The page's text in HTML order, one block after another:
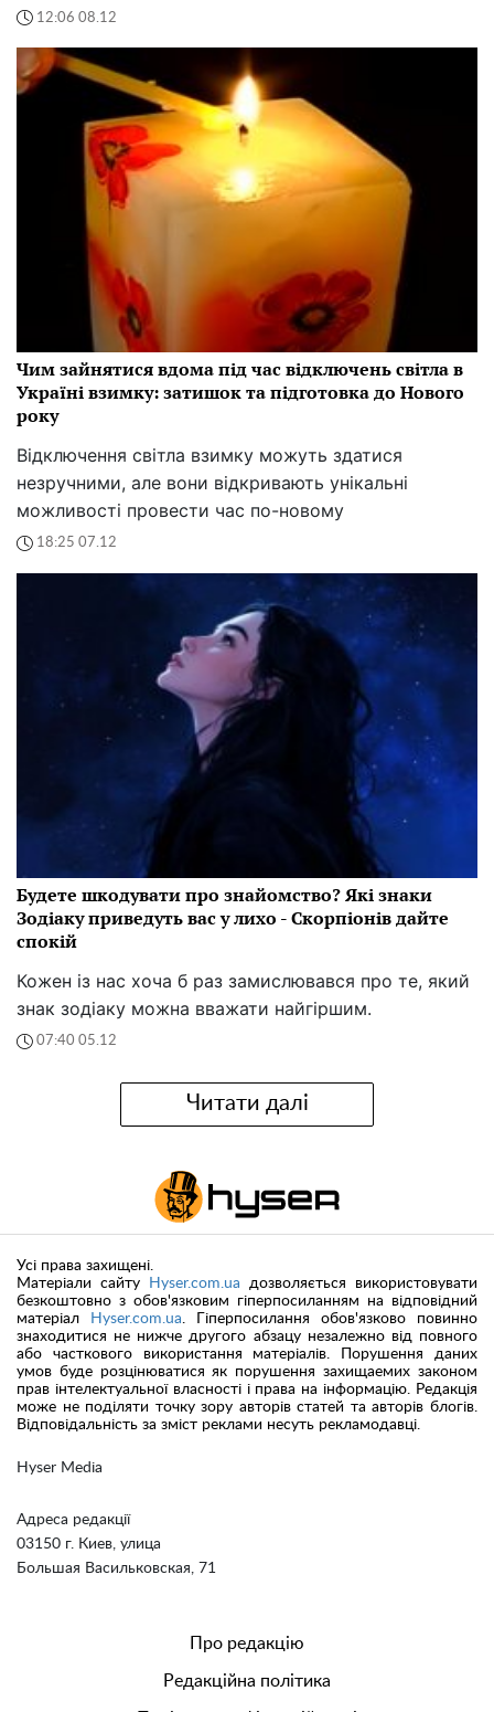
12:06 08.12
Чим зайнятися вдома під час відключень світла в
Україні взимку: затишок та підготовка до Нового
року
Відключення світла взимку можуть здатися
незручними, але вони відкривають унікальні
можливості провести час по-новому
18:25 07.12
Будете шкодувати про знайомство? Які знаки
Зодіаку приведуть вас у лихо - Скорпіонів дайте
спокій
Кожен із нас хоча б раз замислювався про те, який
знак зодіаку можна вважати найгіршим.
07:40 05.12
Читати далі
Hyser Media
Адреса редакції
03150 г. Киев, улица
Большая Васильковская, 71
Усі права захищені.
Матеріали сайту
Hyser.com.ua дозволяється використовувати
безкоштовно з обов'язковим гіперпосиланням на відповідний
матеріал
Hyser.com.ua . Гіперпосилання обов'язково повинно
знаходитися не нижче другого абзацу незалежно від повного
або часткового використання матеріалів. Порушення даних
умов буде розцінюватися як порушення захищаемих законом
прав інтелектуальної власності і права на інформацію. Редакція
може не поділяти точку зору авторів статей та авторів блогів.
Відповідальність за зміст реклами несуть рекламодавці.
Про редакцію
Редакційна політика